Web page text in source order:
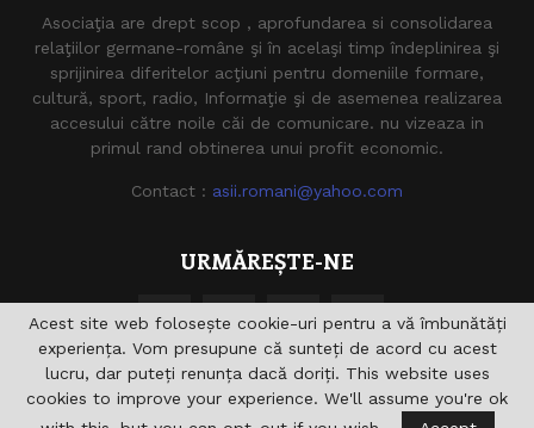
Asociaţia are drept scop , aprofundarea si consolidarea
relaţiilor germane-române şi în acelaşi timp îndeplinirea şi
sprijinirea diferitelor acţiuni pentru domeniile formare,
cultură, sport, radio, Informaţie şi de asemenea realizarea
accesului către noile căi de comunicare. nu vizeaza in
primul rand obtinerea unui profit economic.
Contact : asii.romani@yahoo.com
URMĂREȘTE-NE
Acest site web folosește cookie-uri pentru a vă îmbunătăți
experiența. Vom presupune că sunteți de acord cu acest
lucru, dar puteți renunța dacă doriți. This website uses
cookies to improve your experience. We'll assume you're ok